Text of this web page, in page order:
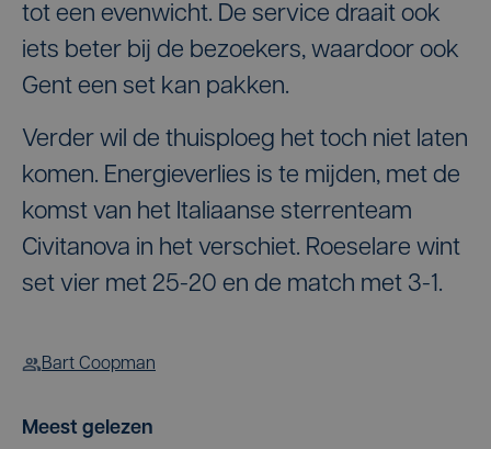
tot een evenwicht. De service draait ook
iets beter bij de bezoekers, waardoor ook
Gent een set kan pakken.
Verder wil de thuisploeg het toch niet laten
komen. Energieverlies is te mijden, met de
komst van het Italiaanse sterrenteam
Civitanova in het verschiet. Roeselare wint
set vier met 25-20 en de match met 3-1.
Bart Coopman
Meest gelezen